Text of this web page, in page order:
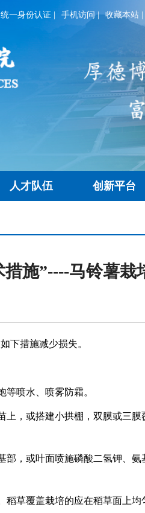
统一身份认证 手机访问| 收藏本站
人才队伍 创新平台
施”----马铃薯栽
下措施减少损失。
喷水、喷雾防霜。
，或搭建小拱棚，双膜或三
，或叶面喷施磷酸二氢钾、
草覆盖栽培的应在稻草面上均